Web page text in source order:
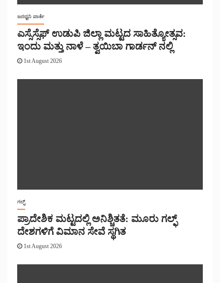
ಜನಧ್ವನಿ ವಾರ್ತೆ
ಎಸ್ಸೆಸ್ಸೆಫ್ ಉಡುಪಿ ಜಿಲ್ಲಾ ಮಟ್ಟದ ಸಾಹಿತ್ಯೋತ್ಸವ:
ಇಂದು ಮತ್ತು ನಾಳೆ – ತ್ವಯಿಬಾ ಗಾರ್ಡನ್ ನಲ್ಲಿ
1st August 2026
ಗಲ್ಫ್
ಪ್ರಾದೇಶಿಕ ಮಟ್ಟದಲ್ಲಿ ಅನಿಶ್ಚಿತತೆ: ಮೂರು ಗಲ್ಫ್
ದೇಶಗಳಿಗೆ ವಿಮಾನ ಸೇವೆ ಸ್ಥಗಿತ
1st August 2026